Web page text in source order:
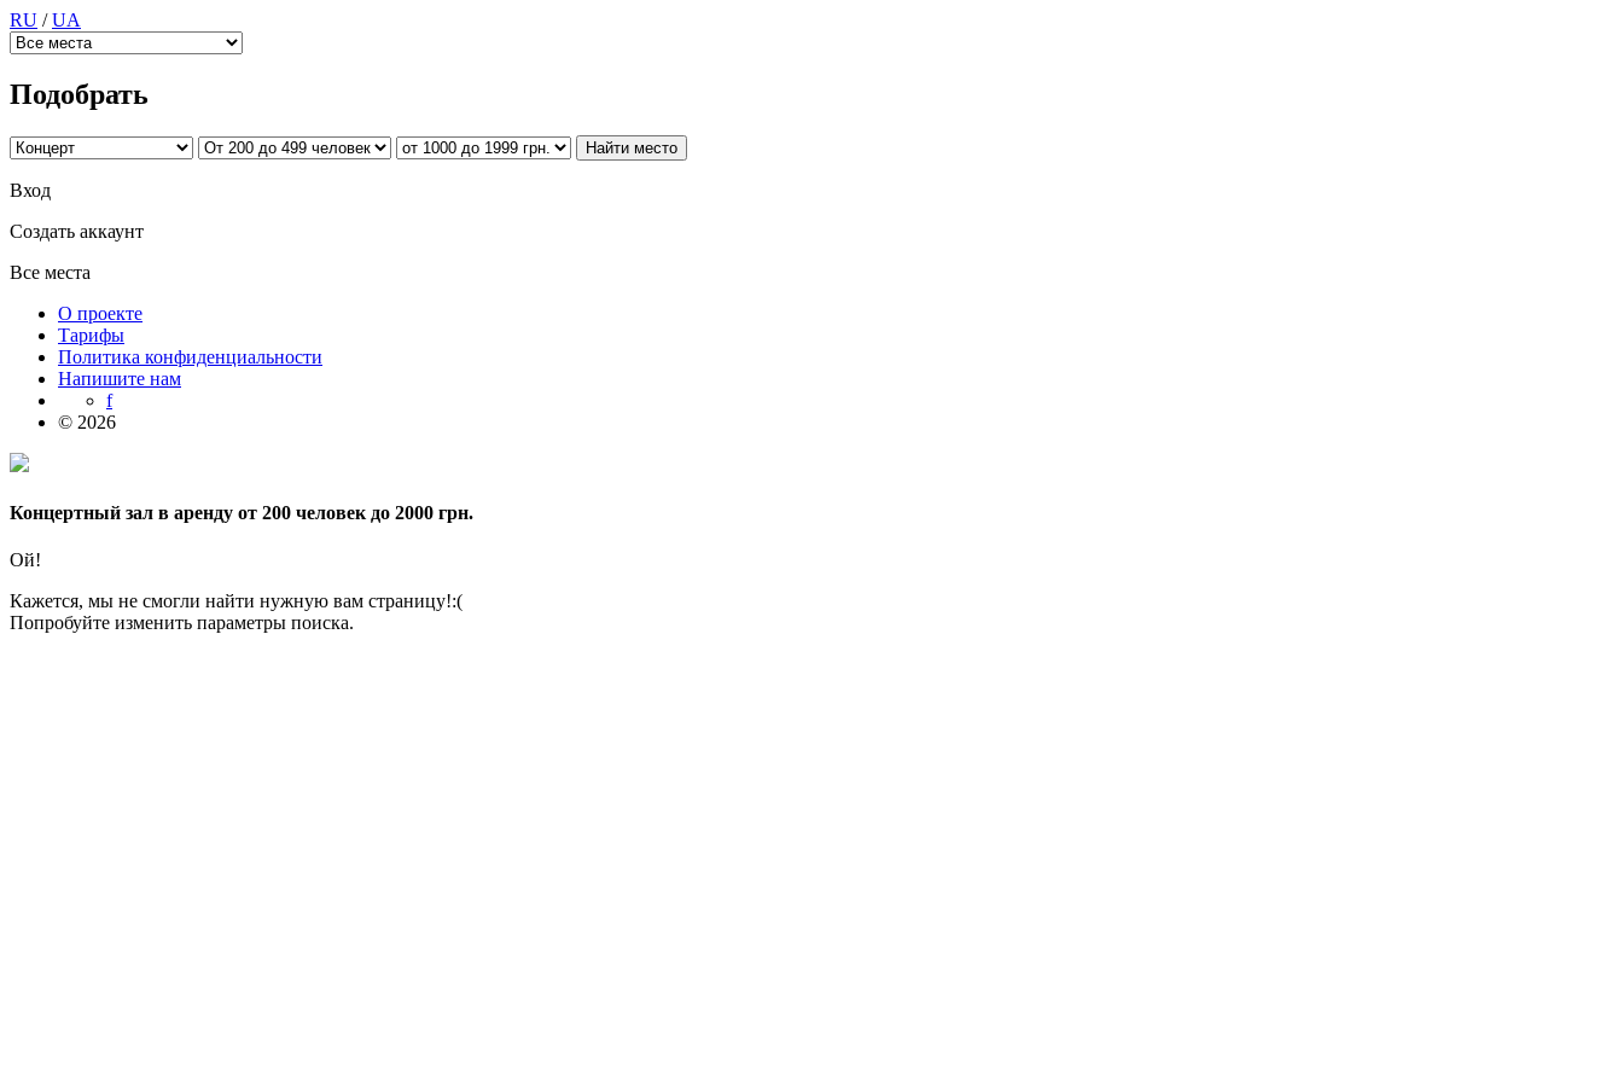
RU /UA
Подобрать
Вход
Создать аккаунт
Все места
О проекте
Тарифы
Политика конфиденциальности
Напишите нам
f
© 2026
Концертный зал в аренду от 200 человек до 2000 грн.
Ой!
Кажется, мы не смогли найти нужную вам страницу!:(
Попробуйте изменить параметры поиска.